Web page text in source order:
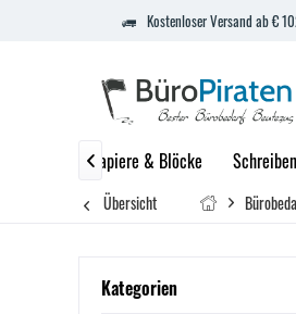
Kostenloser Versand ab €
Papiere & Blöcke

Übersicht
Kategorien